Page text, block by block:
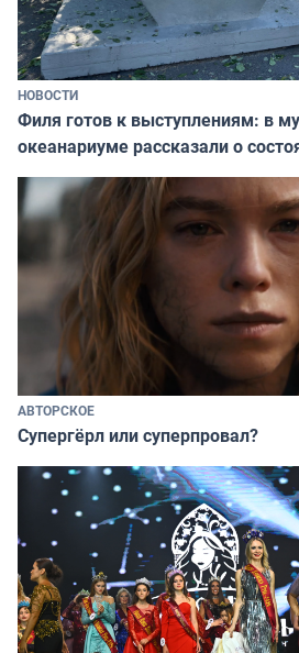
НОВОСТИ
Филя готов к выступлениям: в
океанариуме рассказали о
АВТОРСКОЕ
Супергёрл или суперпровал?